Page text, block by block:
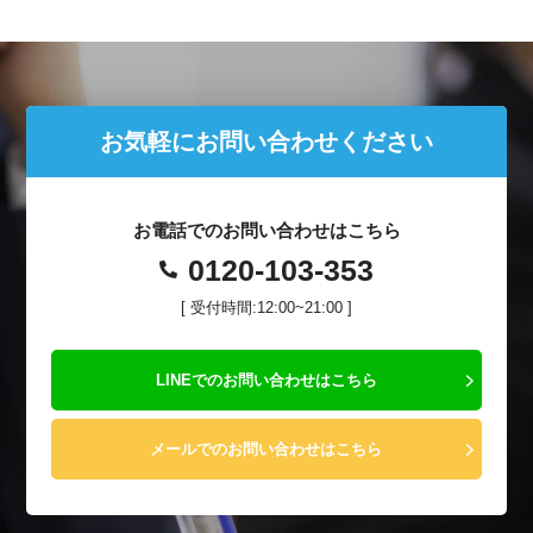
お気軽にお問い合わせください
お電話でのお問い合わせはこちら
0120-103-353
[ 受付時間:12:00~21:00 ]
LINEでのお問い合わせはこちら
メールでのお問い合わせはこちら